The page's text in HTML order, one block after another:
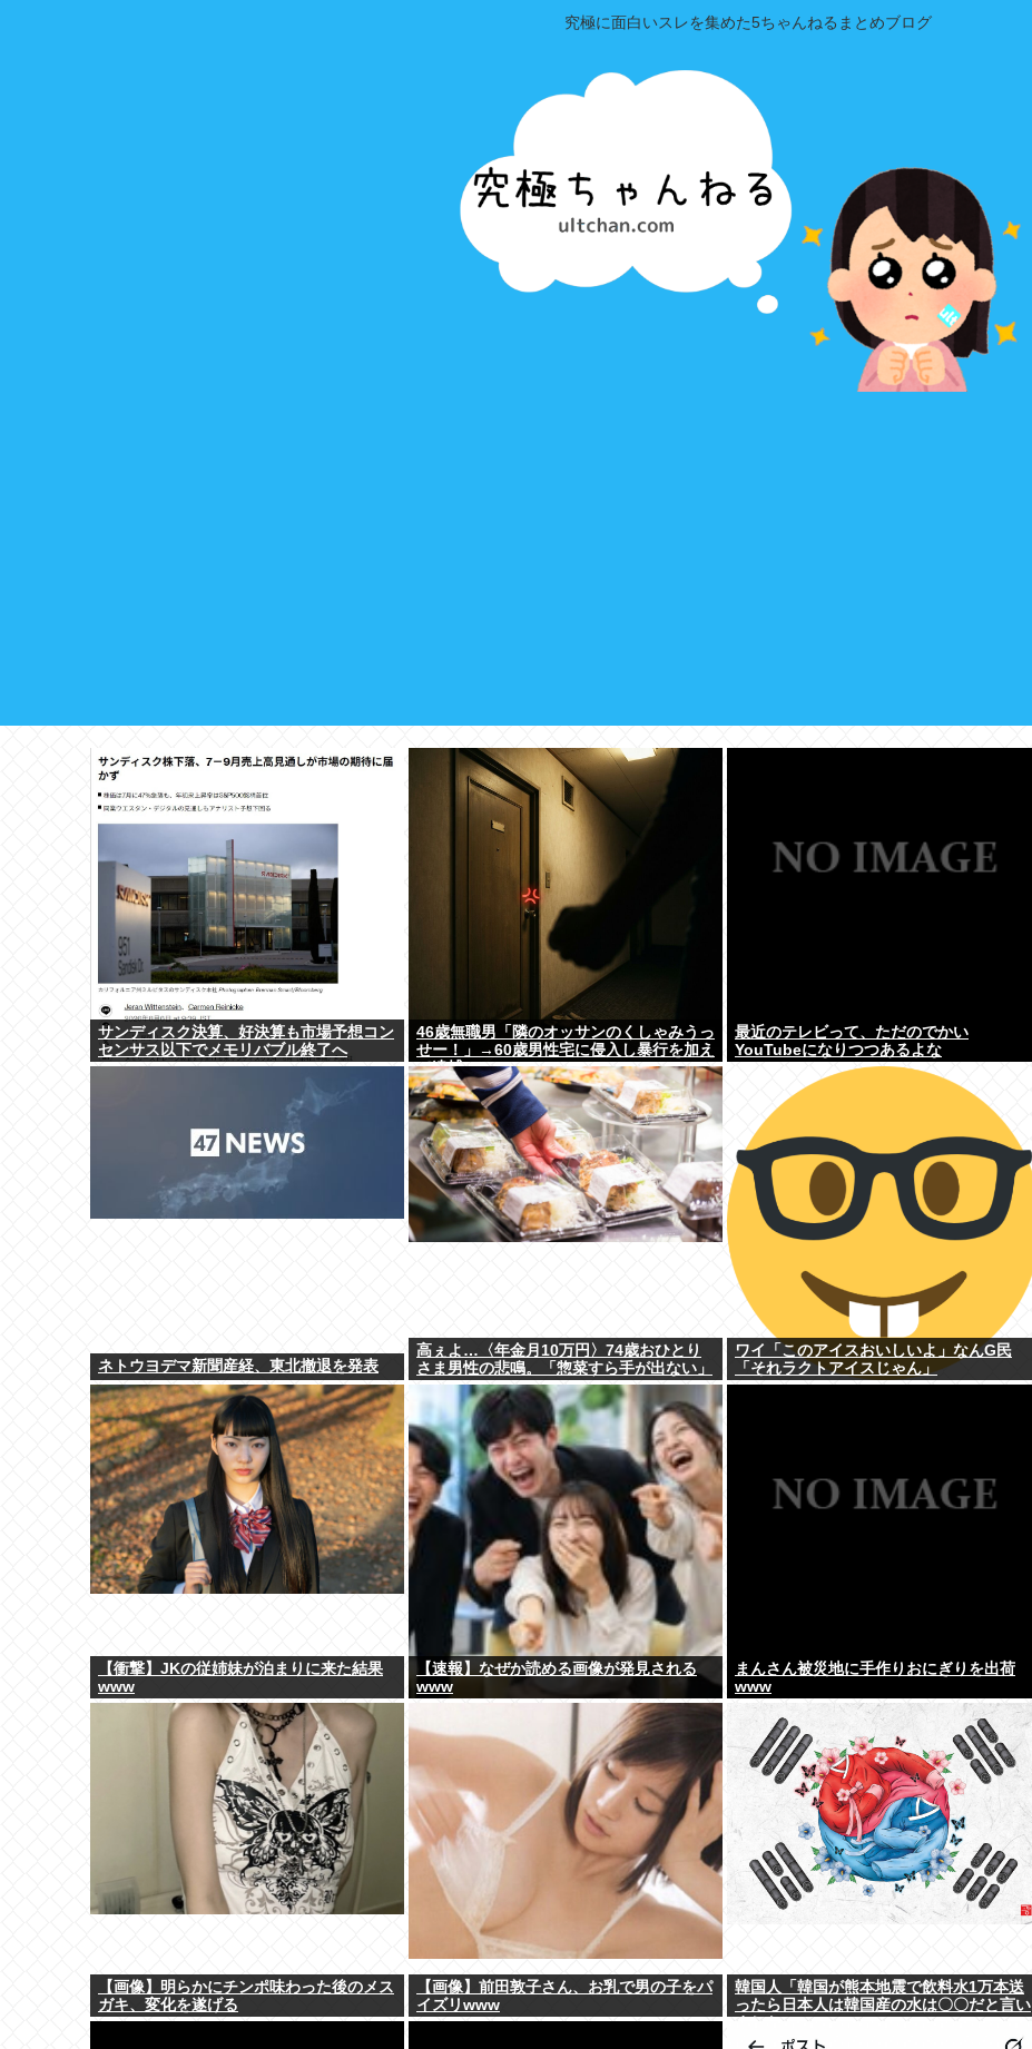
究極に面白いスレを集めた5ちゃんねるまとめブログ
サンディスク決算、好決算も市場予想コン
センサス以下でメモリバブル終了へ
46歳無職男「隣のオッサンのくしゃみうっ
せー！」→60歳男性宅に侵入し暴行を加え
て逮捕
最近のテレビって、ただのでかい
YouTubeになりつつあるよな
ネトウヨデマ新聞産経、東北撤退を発表
高ぇよ…〈年金月10万円〉74歳おひとり
さま男性の悲鳴。「惣菜すら手が出ない」
ワイ「このアイスおいしいよ」なんG民
「それラクトアイスじゃん」
【衝撃】JKの従姉妹が泊まりに来た結果
www
【速報】なぜか読める画像が発見される
www
まんさん被災地に手作りおにぎりを出荷
www
【画像】明らかにチンポ味わった後のメス
ガキ、変化を遂げる
【画像】前田敦子さん、お乳で男の子をパ
イズリwww
韓国人「韓国が熊本地震で飲料水1万本送
ったら日本人は韓国産の水は〇〇だと言い